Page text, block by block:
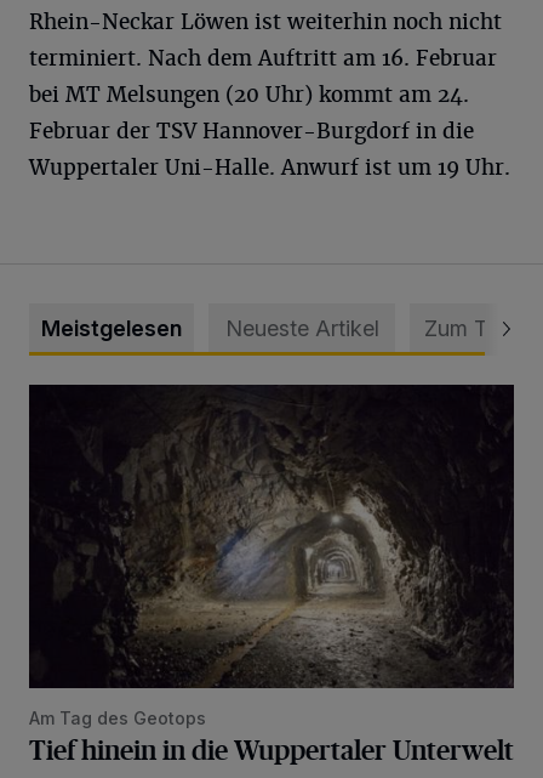
Rhein-Neckar Löwen ist weiterhin noch nicht
terminiert. Nach dem Auftritt am 16. Februar
bei MT Melsungen (20 Uhr) kommt am 24.
Februar der TSV Hannover-Burgdorf in die
Wuppertaler Uni-Halle. Anwurf ist um 19 Uhr.
Meistgelesen Neueste Artikel Zum Thema
Am Tag des Geotops
Tief hinein in die Wuppertaler Unterwelt